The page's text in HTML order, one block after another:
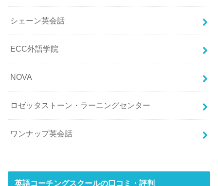
シェーン英会話
ECC外語学院
NOVA
ロゼッタストーン・ラーニングセンター
ワンナップ英会話
英語コーチングスクールの口コミ・評判